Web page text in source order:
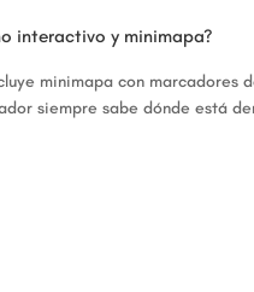
interactivo y minimapa?
minimapa con
siempre sabe dónde está